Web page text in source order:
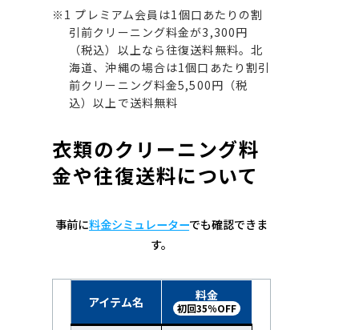
※1 プレミアム会員は1個口あたりの割
引前クリーニング料金が3,300円
（税込）以上なら往復送料無料。北
海道、沖縄の場合は1個口あたり割引
前クリーニング料金5,500円（税
込）以上で送料無料
衣類のクリーニング料
金や往復送料について
事前に料金シミュレーターでも確認できま
す。
アイテム名 料金
初回35％OFF